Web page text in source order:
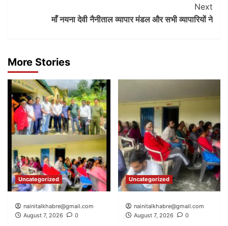
Next
माँ नयना देवी नैनीताल व्यापार मंडल और सभी व्यापारियों ने
More Stories
Uncategorized
nainitalkhabre@gmail.com
August 7, 2026
0
Uncategorized
nainitalkhabre@gmail.com
August 7, 2026
0